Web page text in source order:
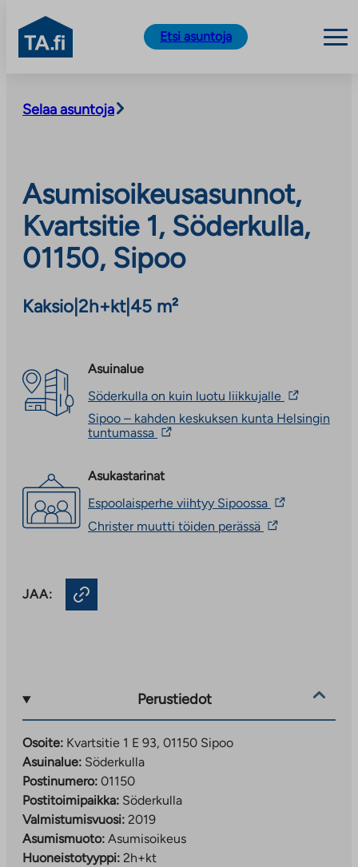
sisältöön
TA.fi
Etsi asuntoja
Selaa asuntoja
Asumisoikeusasunnot,
Kvartsitie 1, Söderkulla,
01150, Sipoo
Kaksio 2h+kt| 45 m²
Asuinalue
Söderkulla on kuin luotu liikkujalle Linkki
välilehteen
Sipoo – kahden keskuksen kunta Helsingin
tuntumassa Linkki
palveluun.
aukeaa
uuteen
välilehteen
Asukastarinat
Espoolaisperhe viihtyy Sipoossa Linkki
vie
ulkopuoliseen
Christer muutti töiden perässä Linkki
JAA:
Perustiedot
Osoite: Kvartsitie 1 E 93, 01150 Sipoo
Asuinalue: Söderkulla
Postinumero: 01150
Postitoimipaikka: Söderkulla
Valmistumisvuosi: 2019
Asumismuoto: Asumisoikeus
Huoneistotyyppi: 2h+kt